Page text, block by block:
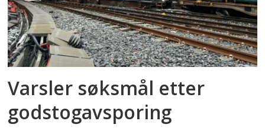
Varsler søksmål etter
godstog­avsporing